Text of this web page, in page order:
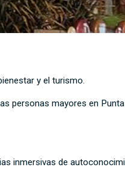
y el turismo.
personas mayores en
inmersivas de